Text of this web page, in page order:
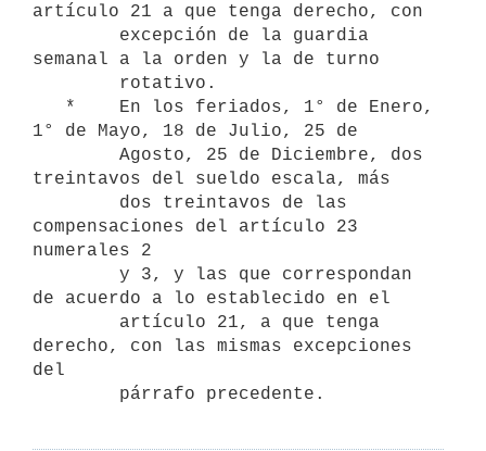
artículo 21 a que tenga derecho, con
semanal a la orden y la de turno
1° de Mayo, 18 de Julio, 25 de
treintavos del sueldo escala, más
compensaciones del artículo 23
numerales 2
de acuerdo a lo establecido en el
derecho, con las mismas excepciones
del